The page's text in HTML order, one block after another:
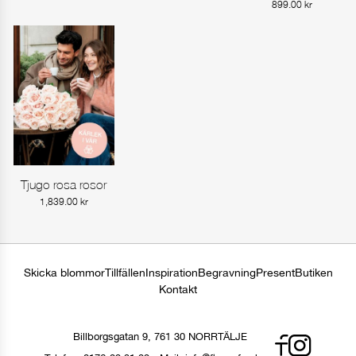
899.00kr
Gå till produkt
Tjugo rosa rosor
1,839.00 kr
Skicka blommorTillfällenInspirationBegravningPresentButiken
Kontakt
Billborgsgatan 9, 761 30 NORRTÄLJE